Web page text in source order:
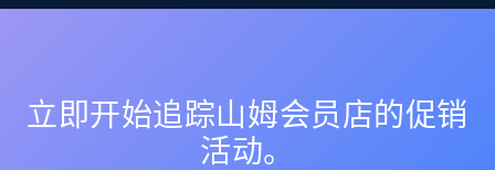
URL, Product id, Listing inventory id, Title, Rating,
1.9K+ 323+ 立即开始
价，防止在高流量促销中品牌价值被侵蚀。
使用 AI 驱动的匹配能力，对齐 山姆会员店 各渠道的 SKU
立即开始追踪山姆会员店的促销
活动。